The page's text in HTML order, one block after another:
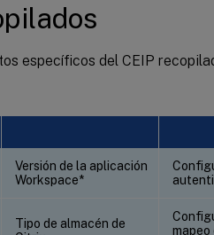
específicos del CEIP
Versión de la aplicación
Workspace*
Tipo de almacén de
mapeo